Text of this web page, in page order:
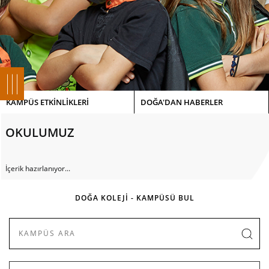
KAMPÜS ETKİNLİKLERİ DOĞA'DAN HABERLER
OKULUMUZ
İçerik hazırlanıyor...
DOĞA KOLEJİ - KAMPÜSÜ BUL